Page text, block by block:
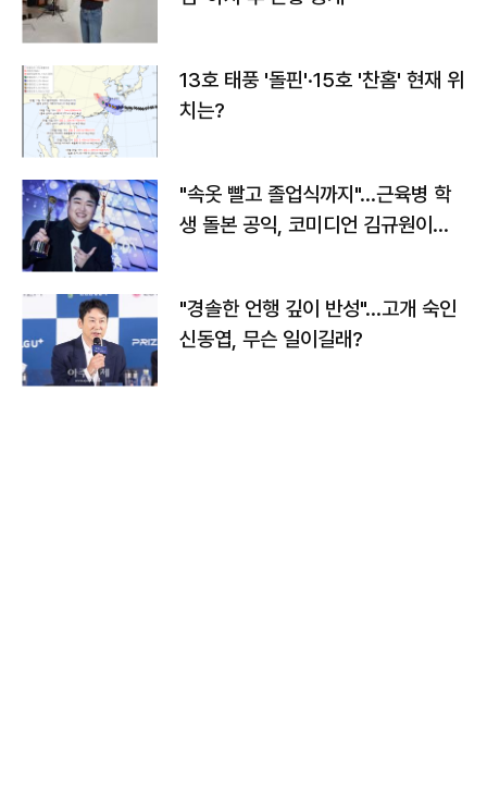
13호 태풍 '돌핀'·15호 '찬홈' 현재 위
치는?
"속옷 빨고 졸업식까지"…근육병 학
생 돌본 공익, 코미디언 김규원이었
"경솔한 언행 깊이 반성"…고개 숙인
신동엽, 무슨 일이길래?